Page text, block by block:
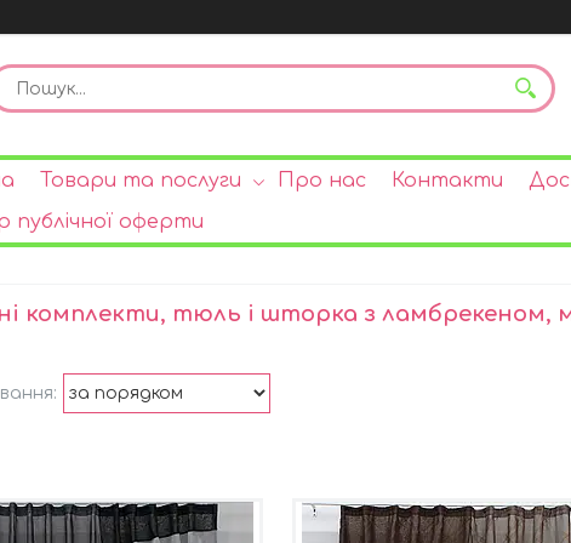
Товари та послуги Про нас Контакти
публічної оферти
комплекти, тюль і шторка з ламбрекеном,